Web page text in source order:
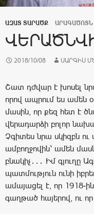
ԱԶԱՏ ՏԱՐԱԾՔ ԱՐԱԳԱԾՈՏՆ
2018/10/08 ՍԱՐԳԻՍ
Շատ դժվար է խոսել
որով ապրում ես ամեն
մասին, որ քեզ հետ է
վերադարձի բոլոր
Չգիտես նրա սկիզբն ու
ամբողջովին՝ ամեն
բնակիչ․․․ Իմ գյուղը
պատմություն ունի
ամայացել է, որ 1918-
գաղթած հայերով, ու որ